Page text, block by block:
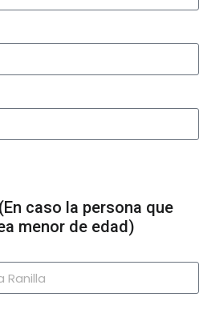
caso la persona que
menor de edad)